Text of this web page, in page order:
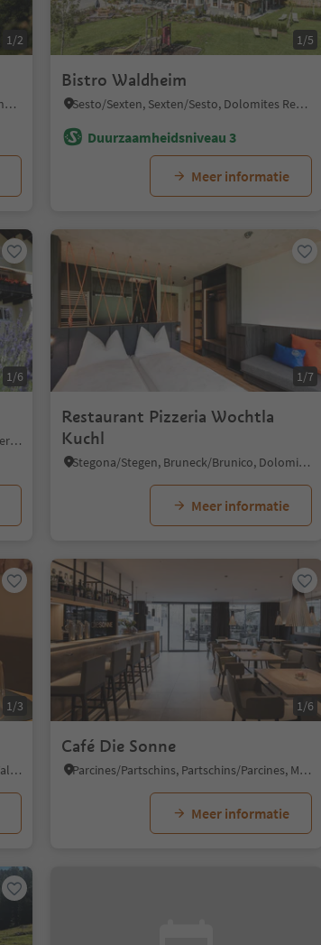
1/2
Cornedo all'Isarco/Karneid, Karneid/Cornedo all'Isarco, Dolomites Region Eggental
1/5
Bistro Waldheim
Sesto/Sexten, Sexten/Sesto, Dolomites Region 3 Zinnen
Duurzaamheidsniveau 3
Meer informatie
1/6
Caldaro Paese/Kaltern Dorf, Kaltern an der Weinstraße/Caldaro sulla Strada del Vino, Alto Adige Wine Road
1/7
Restaurant Pizzeria Wochtla
Kuchl
Stegona/Stegen, Bruneck/Brunico, Dolomites Region Kronplatz/Plan de Corones
Meer informatie
1/3
Tartsch/Tarces, Mals/Malles, Vinschgau/Val Venosta
1/6
Café Die Sonne
Parcines/Partschins, Partschins/Parcines, Meran/Merano and environs
Meer informatie